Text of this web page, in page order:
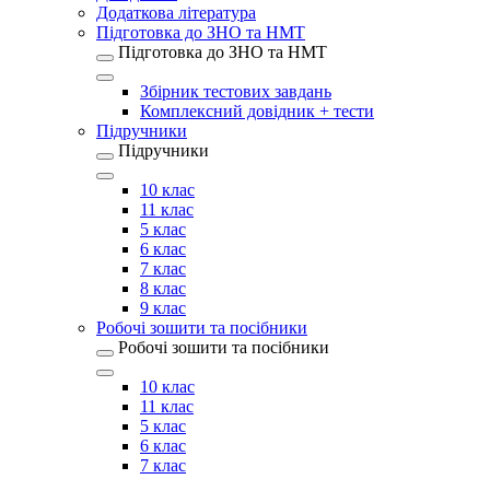
Додаткова література
Підготовка до ЗНО та НМТ
Підготовка до ЗНО та НМТ
Збірник тестових завдань
Комплексний довідник + тести
Підручники
Підручники
10 клас
11 клас
5 клас
6 клас
7 клас
8 клас
9 клас
Робочі зошити та посібники
Робочі зошити та посібники
10 клас
11 клас
5 клас
6 клас
7 клас